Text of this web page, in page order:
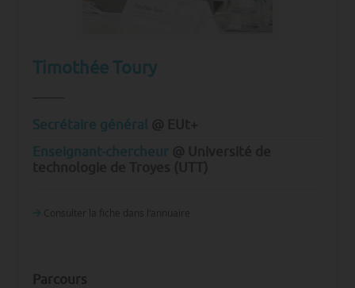
Timothée Toury
Secrétaire général
Enseignant-chercheur
Parcours